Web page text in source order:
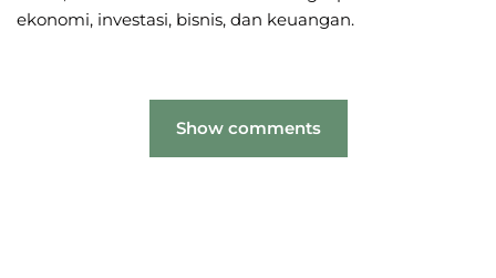
ekonomi, investasi, bisnis, dan keuangan.
Show comments